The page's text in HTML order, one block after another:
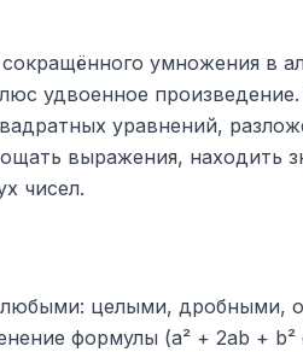
умножения в
удвоенное
уравнений,
выражения, находить
чисел.
целыми, дробными,
формулы (a² + 2ab +